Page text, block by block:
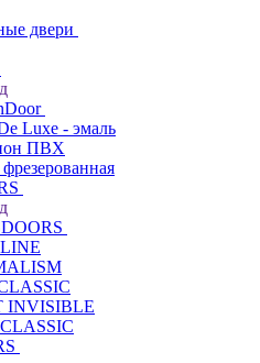
двери
Luxe - эмаль
ПВХ
INVISIBLE